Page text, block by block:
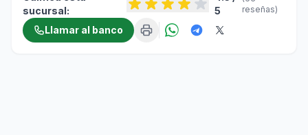
sucursal:
5
reseñas)
Llamar al banco